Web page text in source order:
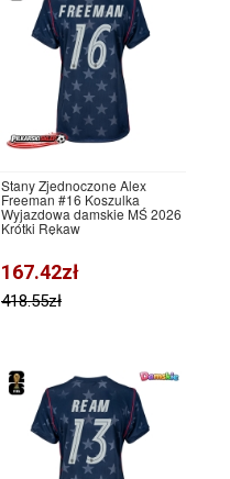
Stany Zjednoczone Alex
Freeman #16 Koszulka
Wyjazdowa damskie MŚ 2026
Krótki Rękaw
167.42zł
418.55zł